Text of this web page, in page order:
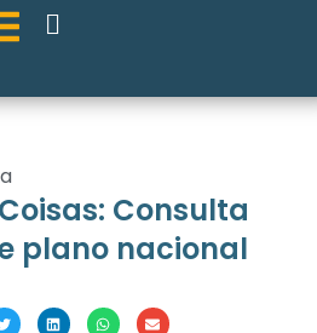
Consulta
plano nacional